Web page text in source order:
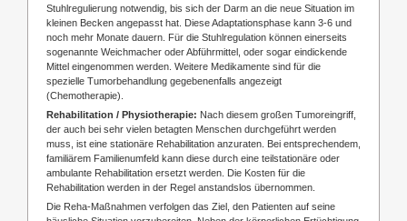
Stuhlregulierung notwendig, bis sich der Darm an die neue Situation im
kleinen Becken angepasst hat. Diese Adaptationsphase kann 3-6 und
noch mehr Monate dauern. Für die Stuhlregulation können einerseits
sogenannte Weichmacher oder Abführmittel, oder sogar eindickende
Mittel eingenommen werden. Weitere Medikamente sind für die
spezielle Tumorbehandlung gegebenenfalls angezeigt
(Chemotherapie).
Rehabilitation / Physiotherapie: Nach diesem großen Tumoreingriff,
der auch bei sehr vielen betagten Menschen durchgeführt werden
muss, ist eine stationäre Rehabilitation anzuraten. Bei entsprechendem,
familiärem Familienumfeld kann diese durch eine teilstationäre oder
ambulante Rehabilitation ersetzt werden. Die Kosten für die
Rehabilitation werden in der Regel anstandslos übernommen.
Die Reha-Maßnahmen verfolgen das Ziel, den Patienten auf seine